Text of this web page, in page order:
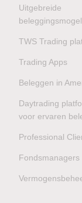
Uitgebreide
TWS Trading
Trading Apps
Beleggen in
Daytrading
voor ervaren
Professional
Fondsmanagers